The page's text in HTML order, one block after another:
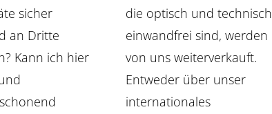
sicher
an Dritte
Kann ich hier
die optisch und technisch
einwandfrei sind, werden
von uns weiterverkauft.
Entweder über unser
internationales